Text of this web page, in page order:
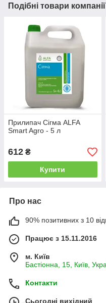
Подібні товари компанії
Прилипач Сігма ALFA
Smart Agro - 5 л
612 ₴
Купити
Про нас
90% позитивних з 10
Працює з 15.11.2016
м. Київ
Бастіонна, 15, Київ,
Контакти
Сьогодні вихідний